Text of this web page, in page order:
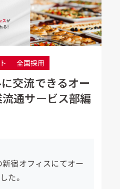
全国採用
交流できるオー
通サービス部編
宿オフィスにてオー
た。